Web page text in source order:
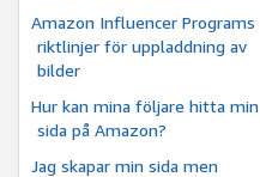
Amazon Influencer Programs
riktlinjer för uppladdning av
bilder
Hur kan mina följare hitta min
sida på Amazon?
Jag skapar min sida men